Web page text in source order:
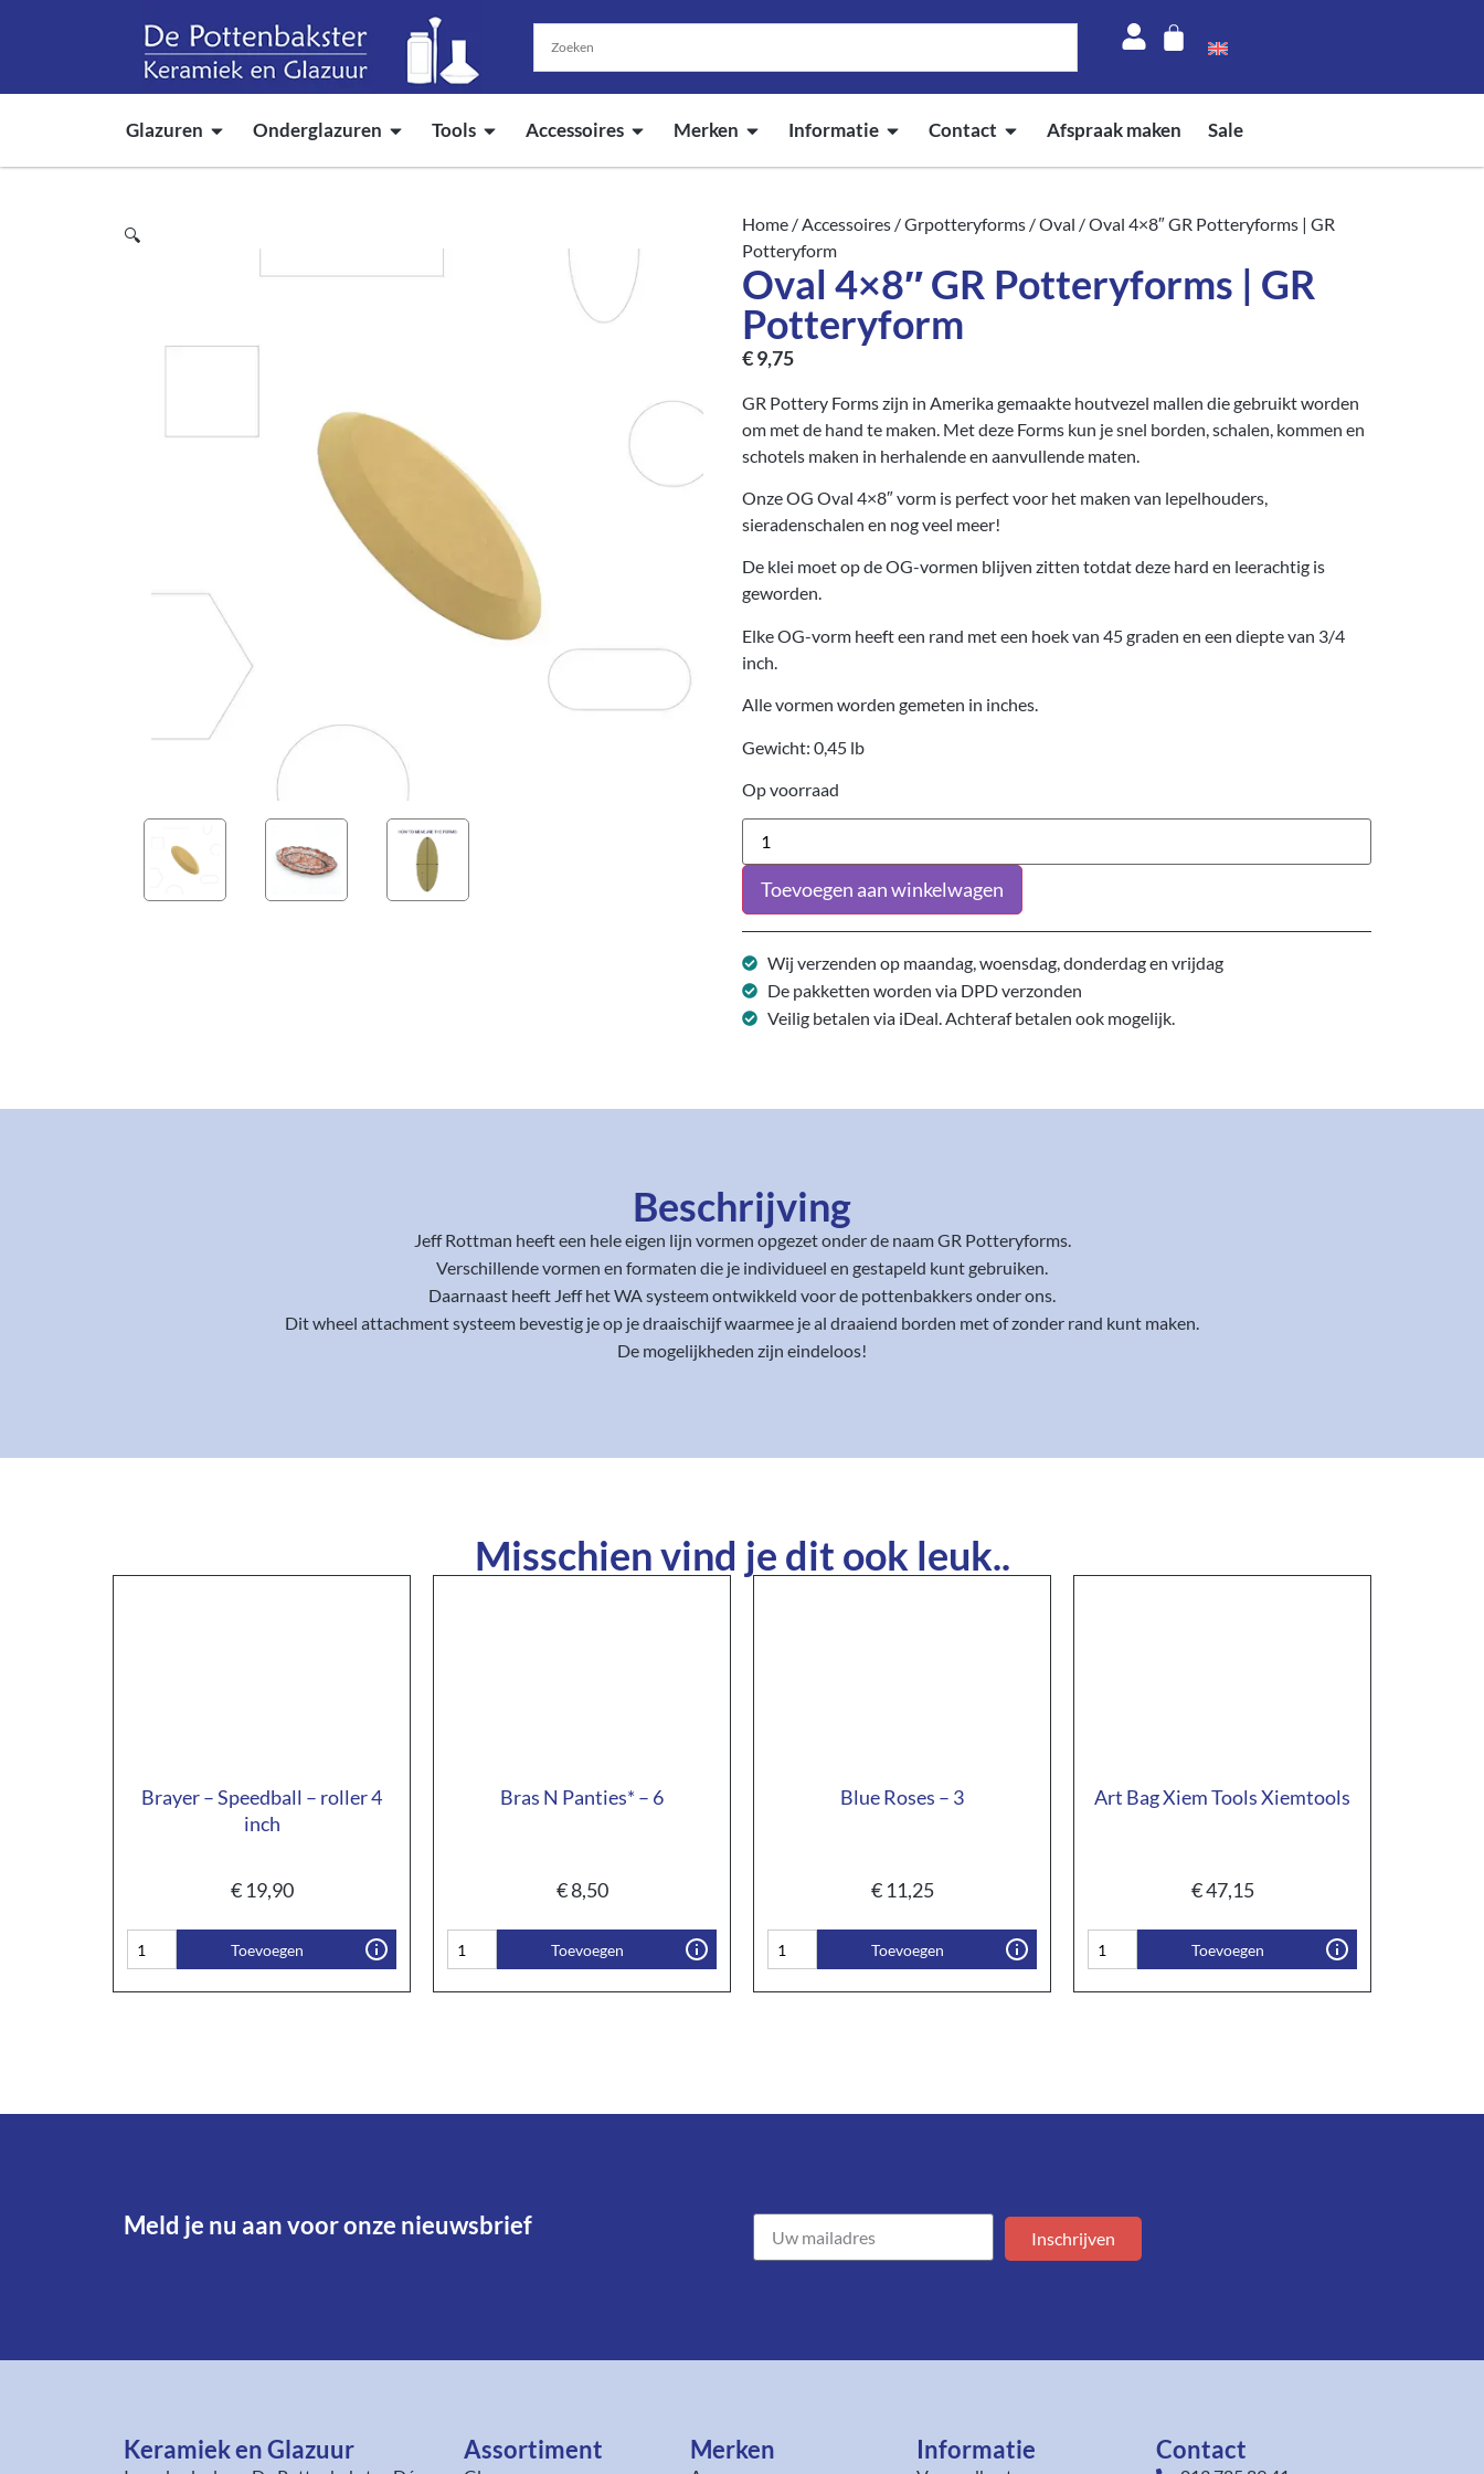
Glazuren Onderglazuren Tools Accessoires Merken Informatie Contact Afspraak maken Sale
🔍
Home /Accessoires /Grpotteryforms /Oval / Oval 4×8″ GR Potteryforms | GR
Potteryform
Oval 4×8″ GR Potteryforms | GR
Potteryform
€9,75
GR Pottery Forms zijn in Amerika gemaakte houtvezel mallen die gebruikt worden
om met de hand te maken. Met deze Forms kun je snel borden, schalen, kommen en
schotels maken in herhalende en aanvullende maten.
Onze OG Oval 4×8″ vorm is perfect voor het maken van lepelhouders,
sieradenschalen en nog veel meer!
De klei moet op de OG-vormen blijven zitten totdat deze hard en leerachtig is
geworden.
Elke OG-vorm heeft een rand met een hoek van 45 graden en een diepte van 3/4
inch.
Alle vormen worden gemeten in inches.
Gewicht: 0,45 lb
Op voorraad
Toevoegen aan winkelwagen
Wij verzenden op maandag, woensdag, donderdag en vrijdag
De pakketten worden via DPD verzonden
Veilig betalen via iDeal. Achteraf betalen ook mogelijk.
Beschrijving
Jeff Rottman heeft een hele eigen lijn vormen opgezet onder de naam GR Potteryforms.
Verschillende vormen en formaten die je individueel en gestapeld kunt gebruiken.
Daarnaast heeft Jeff het WA systeem ontwikkeld voor de pottenbakkers onder ons.
Dit wheel attachment systeem bevestig je op je draaischijf waarmee je al draaiend borden met of zonder rand kunt maken.
De mogelijkheden zijn eindeloos!
Misschien vind je dit ook leuk..
Brayer – Speedball – roller 4
inch
€19,90
Toevoegen
Bras N Panties* – 6
€8,50
Toevoegen
Blue Roses – 3
€11,25
Toevoegen
Art Bag Xiem Tools Xiemtools
€47,15
Toevoegen
Meld je nu aan voor onze nieuwsbrief​ Inschrijven
Keramiek en Glazuur​ Assortiment​ Merken Informatie Contact